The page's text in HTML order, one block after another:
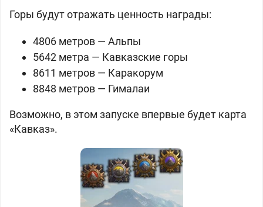
Горы будут отражать ценность награды:
4806 метров — Альпы
5642 метра — Кавказские горы
8611 метров — Каракорум
8848 метров — Гималаи
Возможно, в этом запуске впервые будет карта
«Кавказ».